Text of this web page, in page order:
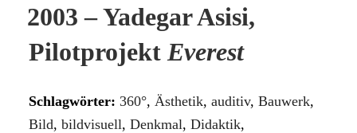
2003 – Yadegar Asisi,
Pilotprojekt Everest
Schlagwörter: 360°, Ästhetik, auditiv, Bauwerk,
Bild, bildvisuell, Denkmal, Didaktik,